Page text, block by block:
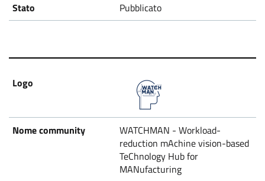
Pubblicato
WATCHMAN - Workload-
reduction mAchine vision-based
TeChnology Hub for
MANufacturing